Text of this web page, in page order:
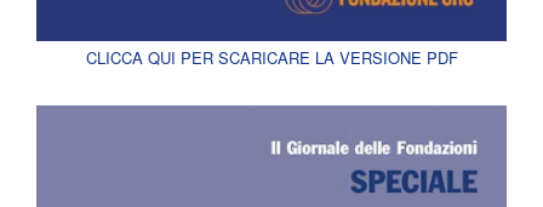
CLICCA QUI PER SCARICARE LA VERSIONE PDF